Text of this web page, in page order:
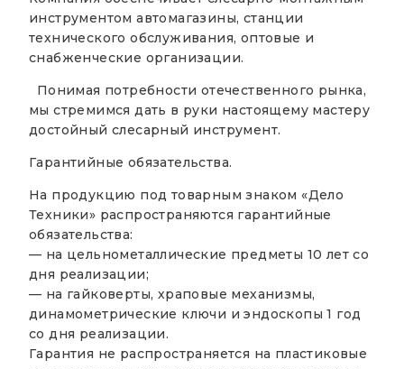
инструментом автомагазины, станции
технического обслуживания, оптовые и
снабженческие организации.
Понимая потребности отечественного рынка,
мы стремимся дать в руки настоящему мастеру
достойный слесарный инструмент.
Гарантийные обязательства.
На продукцию под товарным знаком «Дело
Техники» распространяются гарантийные
обязательства:
— на цельнометаллические предметы 10 лет со
дня реализации;
— на гайковерты, храповые механизмы,
динамометрические ключи и эндоскопы 1 год
со дня реализации.
Гарантия не распространяется на пластиковые